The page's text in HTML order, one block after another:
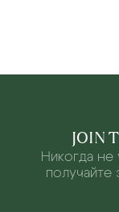
JOIN
Никогда не